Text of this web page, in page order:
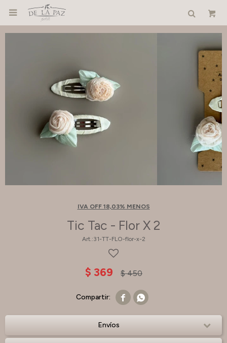

IVA OFF 18,03% MENOS
Tic Tac - Flor X 2
31-TT-FLO-flor-x-2
$ 369 $ 450
 
Envíos